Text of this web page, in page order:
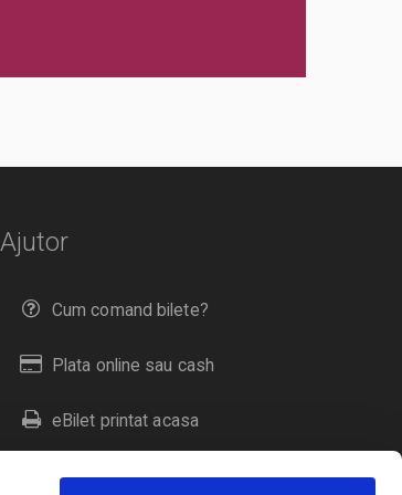
Ajutor
Cum comand bilete?
Plata online sau cash
eBilet printat acasa
Livrare prin curier